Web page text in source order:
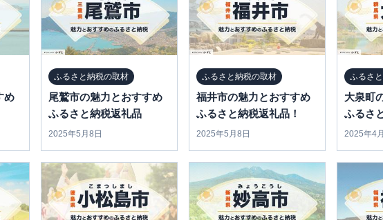
め
ふるさと納税の取材
尾鷲市の魅力とおすすめ
ふるさと納税返礼品
2025年5月8日
ふるさと納税の取材
福井市の魅力とおすすめ
ふるさと納税返礼品！
2025年5月8日
ふるさ
大泉町
ふるさ
2025年4